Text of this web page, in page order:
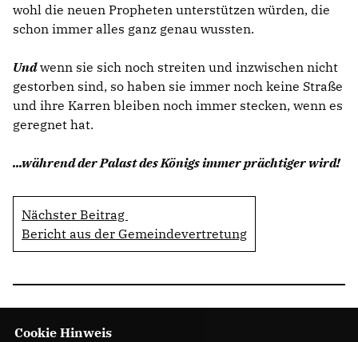
wohl die neuen Propheten unterstützen würden, die
schon immer alles ganz genau wussten.
Undwenn sie sich noch streiten und inzwischen nicht
gestorben sind, so haben sie immer noch keine Straße
und ihre Karren bleiben noch immer stecken, wenn es
geregnet hat.
...während der Palast des Königs immer prächtiger wird!
Nächster Beitrag
Bericht aus der Gemeindevertretung
Cookie Hinweis